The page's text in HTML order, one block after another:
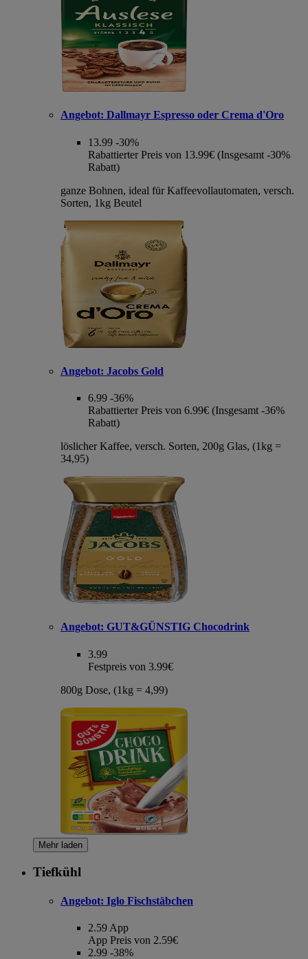
Angebot: Dallmayr Espresso oder Crema d'Oro
13.99 -30%
Rabattierter Preis von 13.99€ (Insgesamt -30%
Rabatt)
ganze Bohnen, ideal für Kaffeevollautomaten, versch.
Sorten, 1kg Beutel
Angebot: Jacobs Gold
6.99 -36%
Rabattierter Preis von 6.99€ (Insgesamt -36%
Rabatt)
löslicher Kaffee, versch. Sorten, 200g Glas, (1kg =
34,95)
Angebot: GUT&GÜNSTIG Chocodrink
3.99
Festpreis von 3.99€
800g Dose, (1kg = 4,99)
Mehr laden
Tiefkühl
Angebot: Iglo Fischstäbchen
2.59 App
App Preis von 2.59€
2.99 -38%